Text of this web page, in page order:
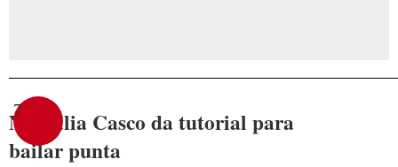
7
Nathalia Casco da tutorial para
bailar punta